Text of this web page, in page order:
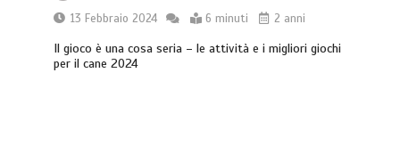
13 Febbraio 2024
6 minuti 2 anni
Il gioco è una cosa seria – le attività e i migliori giochi
per il cane 2024